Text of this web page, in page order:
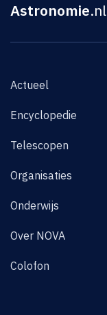
Astronomie.nl
Actueel
Encyclopedie
Telescopen
Organisaties
Onderwijs
Over NOVA
Colofon